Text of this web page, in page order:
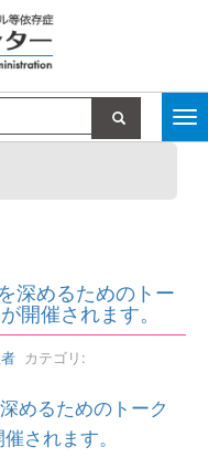
検索
深めるためのトー
開催されます。
カテゴリ:
めるためのトーク
されます。